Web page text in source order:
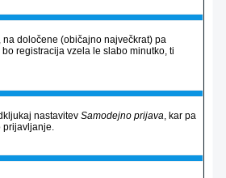
določene (običajno največkrat) pa
registracija vzela le slabo minutko, ti
nastavitev Samodejno prijava, kar pa
prijavljanje.